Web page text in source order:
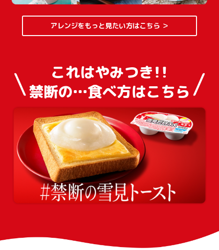
アレンジをもっと見たい方はこちら ＞
これはやみつき！！
禁断の…食べ方はこちら